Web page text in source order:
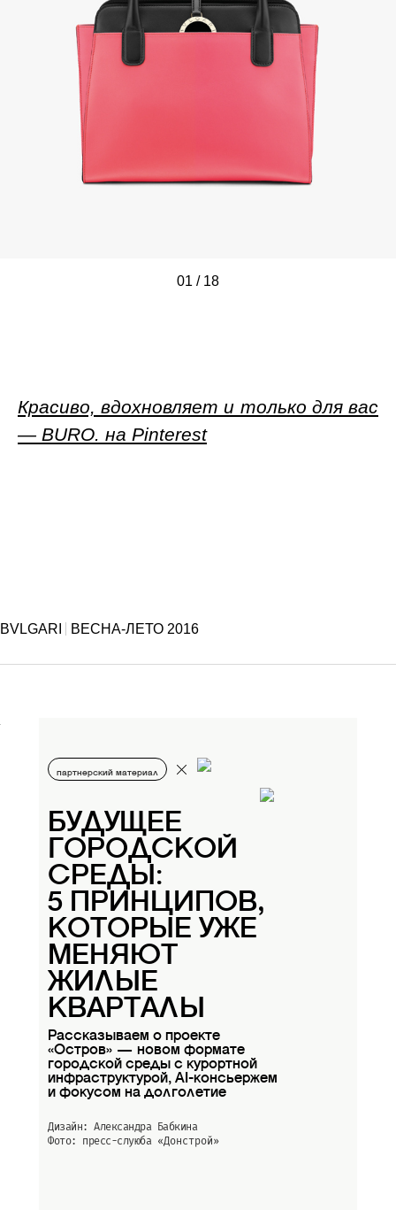
01 / 18
/////////
////////
Красиво, вдохновляет и только для вас
— BURO. на Pinterest
BVLGARI ВЕСНА-ЛЕТО 2016
партнерский материал
БУДУЩЕЕ
ГОРОДСКОЙ
СРЕДЫ:
5 ПРИНЦИПОВ,
КОТОРЫЕ УЖЕ
МЕНЯЮТ
ЖИЛЫЕ
КВАРТАЛЫ
Рассказываем о проекте
«Остров» — новом формате
городской среды с курортной
инфраструктурой, AI-консьержем
и фокусом на долголетие
Дизайн: Александра Бабкина
Фото: пресс-слуюба «Донстрой»